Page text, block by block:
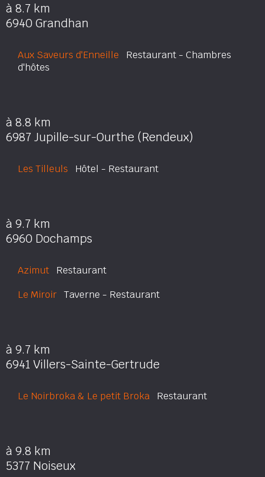
à 8.7 km
6940 Grandhan
Aux Saveurs d'Enneille Restaurant - Chambres
d'hôtes
à 8.8 km
6987 Jupille-sur-Ourthe (Rendeux)
Les Tilleuls Hôtel - Restaurant
à 9.7 km
6960 Dochamps
Azimut Restaurant
Le Miroir Taverne - Restaurant
à 9.7 km
6941 Villers-Sainte-Gertrude
Le Noirbroka & Le petit Broka Restaurant
à 9.8 km
5377 Noiseux